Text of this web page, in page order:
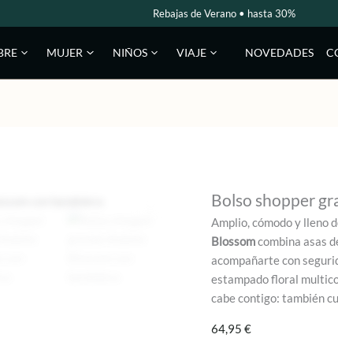
Rebajas de Verano • hasta 30%
MUJER NIÑOS VIAJE NOVEDADES
Bolso shopper
Amplio, cómodo y lleno
Blossomcombina asas
acompañarte con
estampado floral
cabe contigo: también
64,95€